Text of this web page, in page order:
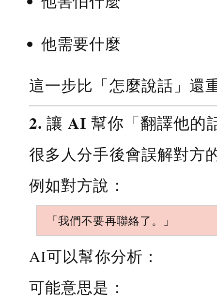
他需要什麼
這一步比「怎麼說話」還
2. 讓 AI 幫你「翻譯他的
很多人分手後會誤解對方
例如對方說：
「我們不要再聯絡了。」
AI可以幫你分析：
可能意思是：